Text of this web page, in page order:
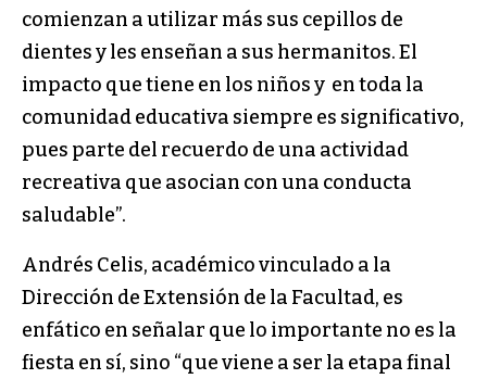
comienzan a utilizar más sus cepillos de
dientes y les enseñan a sus hermanitos. El
impacto que tiene en los niños y en toda la
comunidad educativa siempre es significativo,
pues parte del recuerdo de una actividad
recreativa que asocian con una conducta
saludable”.
Andrés Celis, académico vinculado a la
Dirección de Extensión de la Facultad, es
enfático en señalar que lo importante no es la
fiesta en sí, sino “que viene a ser la etapa final